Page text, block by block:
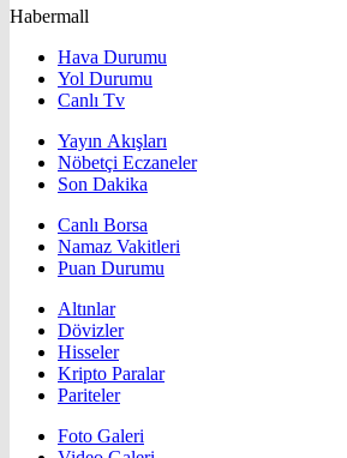
Habermall
Hava Durumu
Yol Durumu
Canlı Tv
Yayın Akışları
Nöbetçi Eczaneler
Son Dakika
Canlı Borsa
Namaz Vakitleri
Puan Durumu
Altınlar
Dövizler
Hisseler
Kripto Paralar
Pariteler
Foto Galeri